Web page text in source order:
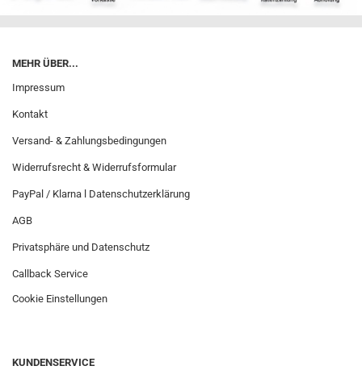
MEHR ÜBER...
Impressum
Kontakt
Versand- & Zahlungsbedingungen
Widerrufsrecht & Widerrufsformular
PayPal / Klarna l Datenschutzerklärung
AGB
Privatsphäre und Datenschutz
Callback Service
Cookie Einstellungen
KUNDENSERVICE